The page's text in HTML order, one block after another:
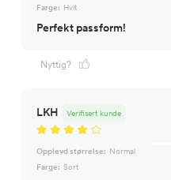
Farge: Hvit
Perfekt passform!
Nyttig?
LKH Verifisert kunde
Opplevd størrelse: Normal
Farge: Sort